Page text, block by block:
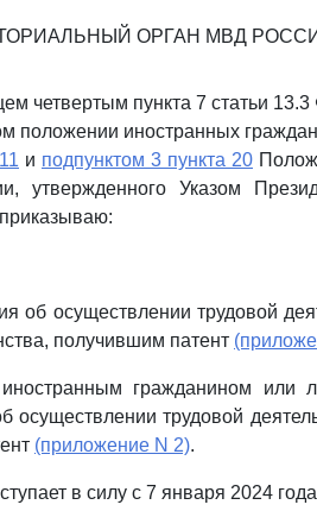
ОРГАН МВД
четвертым пункта 7 статьи
положении иностранных
и подпунктом 3 пункта 20
утвержденного Указом
об осуществлении трудовой
получившим патент
гражданином или
осуществлении трудовой
(приложение N 2).
в силу с 7 января 2024